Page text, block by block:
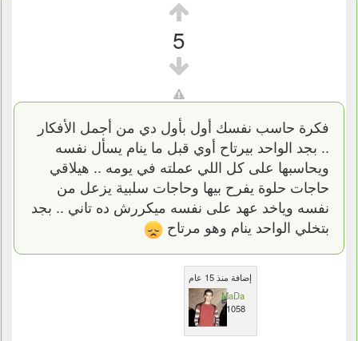
5
فكرة حاسب نفسك أول بأول دي من أجمل الأفكار
.. بجد الواحد بيرتاح أوي قبل ما ينام يسأل نفسه
ويحاسبها على كل اللي عملته في يومه .. هيلاقي
حاجات حلوة يفرح بيها وحاجات سلبية يزعل من
نفسه وياخد عهد على نفسه ميكررش ده تاني .. بجد
بتخلي الواحد ينام وهو مرتاح
إضافة منذ 15 عام
MaDa
11058